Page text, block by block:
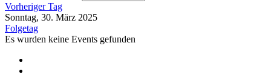
Vorheriger Tag
Sonntag, 30. März 2025
Folgetag
Es wurden keine Events gefunden